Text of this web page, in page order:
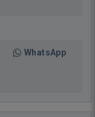
WhatsApp